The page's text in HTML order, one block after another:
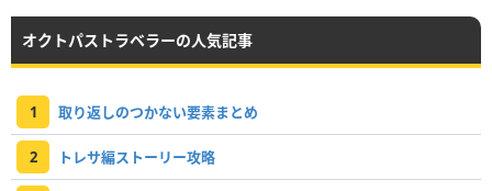
オクトパストラベラーの人気記事
1 取り返しのつかない要素まとめ
2 トレサ編ストーリー攻略